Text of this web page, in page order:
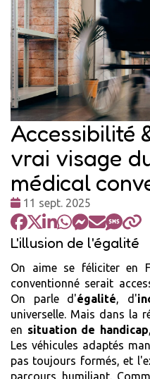
Accessibilité
vrai visage
médical
Date
:
11 sept. 2025
L'illusion de l'égalité
On aime se féliciter en
conventionné serait
On parle d'égalité, d'
universelle. Mais dans la
en situation de handicap
Les véhicules adaptés
pas toujours formés, et
parcours humiliant.